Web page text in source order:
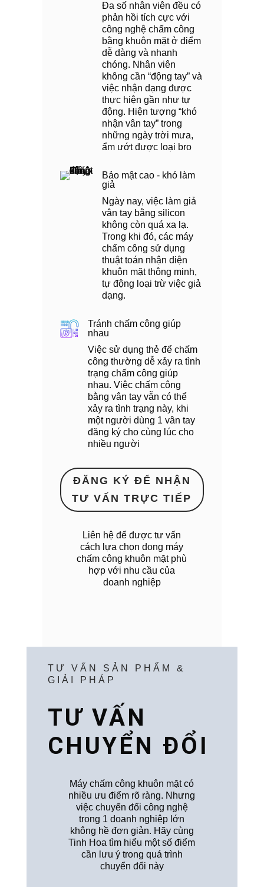
Đa số nhân viên đều có
phản hồi tích cực với
công nghệ chấm công
bằng khuôn mặt ở điểm
dễ dàng và nhanh
chóng. Nhân viên
không cần “động tay” và
việc nhận dạng được
thực hiện gần như tự
động. Hiện tượng “khó
nhận vân tay” trong
những ngày trời mưa,
ẩm ướt được loại bro
Bảo mật cao - khó làm
giả
Ngày nay, việc làm giả
vân tay bằng silicon
không còn quá xa lạ.
Trong khi đó, các máy
chấm công sử dụng
thuật toán nhận diện
khuôn mặt thông minh,
tự động loại trừ việc giả
dạng.
Tránh chấm công giúp
nhau
Việc sử dụng thẻ để chấm
công thường dễ xảy ra tình
trạng chấm công giúp
nhau. Việc chấm công
bằng vân tay vẫn có thể
xảy ra tình trạng này, khi
một người dùng 1 vân tay
đăng ký cho cùng lúc cho
nhiều người
ĐĂNG KÝ ĐỂ NHẬN
TƯ VẤN TRỰC TIẾP
Liên hệ để được tư vấn
cách lựa chọn dong máy
chấm công khuôn mặt phù
hợp với nhu cầu của
doanh nghiệp
TƯ VẤN SẢN PHẨM &
GIẢI PHÁP
TƯ VẤN
CHUYỂN ĐỔI
Máy chấm công khuôn mặt có
nhiều ưu điểm rõ ràng. Nhưng
việc chuyển đổi công nghệ
trong 1 doanh nghiệp lớn
không hề đơn giản. Hãy cùng
Tinh Hoa tìm hiểu một số điểm
cần lưu ý trong quá trình
chuyển đổi này